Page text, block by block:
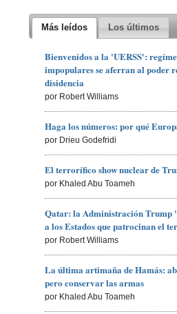
Más leídos Los últimos
Bienvenidos a la 'UERSS':
impopulares se aferran al poder
disidencia
por Robert Williams
Haga los números: por qué
por Drieu Godefridi
El terrorífico show nuclear de
por Khaled Abu Toameh
Qatar: la Administración Trump
a los Estados que patrocinan el
por Robert Williams
La última artimaña de Hamás:
pero conservar las armas
por Khaled Abu Toameh